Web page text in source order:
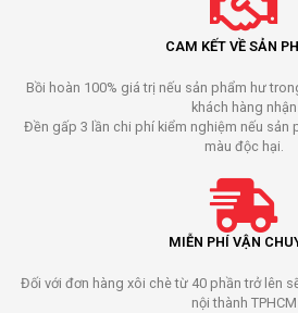
CAM KẾT VỀ SẢN
Bồi hoàn 100% giá trị nếu sản phẩm hư
khách hàng nhận
Đền gấp 3 lần chi phí kiểm nghiệm nếu sản
màu độc hại.
MIỄN PHÍ VẬN
Đối với đơn hàng xôi chè từ 40 phần trở lên
nội thành TPHCM